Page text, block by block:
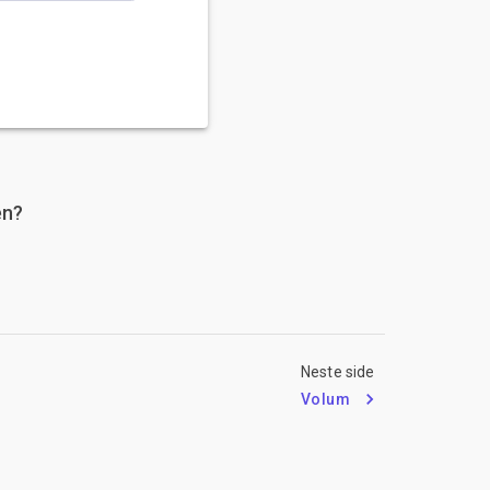
Neste side
Volum